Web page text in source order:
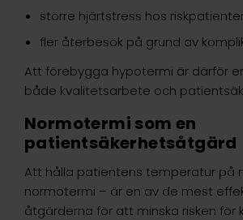
större hjärtstress hos
fler återbesök på grund av
Att förebygga hypotermi är därför
både kvalitetsarbete och
Normotermi som en
patientsäkerhetsåtgärd
Att hålla patientens temperatur på
normotermi – är en av de mest
åtgärderna för att minska risken för